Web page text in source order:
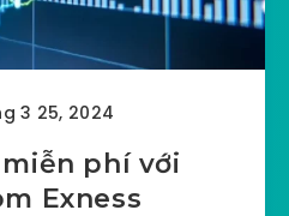
3 25, 2024
phí với
Exness